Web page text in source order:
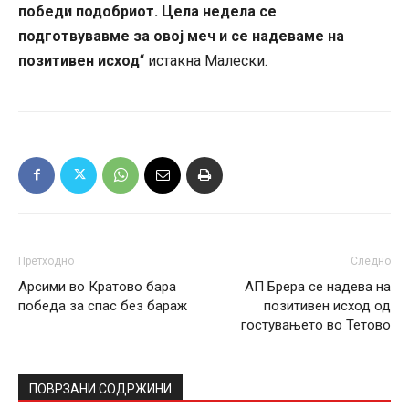
победи подобриот. Цела недела се
подготвувавме за овој меч и се надеваме на
позитивен исход“ истакна Малески.
Претходно
Арсими во Кратово бара
победа за спас без бараж
Следно
АП Брера се надева на
позитивен исход од
гостувањето во Тетово
ПОВРЗАНИ СОДРЖИНИ